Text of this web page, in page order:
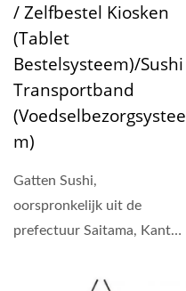
/ Zelfbestel Kiosken
(Tablet
Bestelsysteem)/Sushi
Transportband
(Voedselbezorgsystee
M)
Gatten Sushi,
oorspronkelijk uit de
prefectuur Saitama, Kanto,